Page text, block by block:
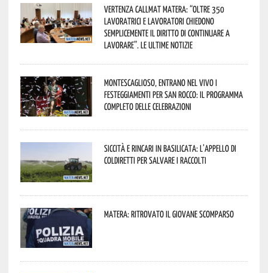
Vertenza CallMat Matera: “Oltre 350
lavoratrici e lavoratori chiedono
semplicemente il diritto di continuare a
lavorare”. Le ultime notizie
Montescaglioso, entrano nel vivo i
festeggiamenti per San Rocco: il programma
completo delle celebrazioni
Siccità e rincari in Basilicata: l’appello di
Coldiretti per salvare i raccolti
Matera: ritrovato il giovane scomparso